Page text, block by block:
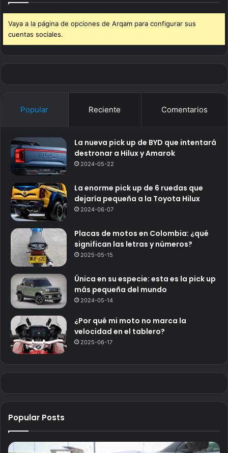
Vaya a la página de opciones de Arqam para configurar sus
cuentas sociales.
Popular Reciente Comentarios
La nueva pick up de BYD que intentará
destronar a Hilux y Amarok
2024-05-22
La enorme pick up de 6 ruedas que
dejaría pequeña a la Toyota Hilux
2024-06-07
Placas de motos en Colombia: ¿qué
significan las letras y números?
2025-05-15
Única en su especie: esta es la pick up
más pequeña del mundo
2024-05-14
¿Por qué mi moto no marca la
velocidad en el tablero?
2025-06-17
Popular Posts